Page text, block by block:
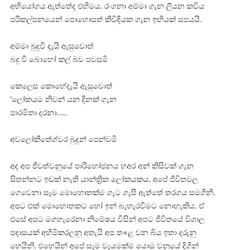
අභියෝගය ඇත්තේද එහිමය. රංගනා අම්මා ගැන ලියන කවිය
පරිකල්පනයෙන් පොහොසත් කිවිඳියක ගැන ඉඟියක් සපයයි.
අම්මා බුදුවී දැයි ඇසුවොත්
බදු වී බොහෝ කල් බව පවසමි
කෙලෙස කොහේදැයි ඇසුවොත්
‘ලෝකයම නිවන් යන දිනක් ගැන
පාරමිතා දරනා…..
අවලෝකිතේශ්වර බුදුන් පෙන්වමි
අද අප ජීවත්වනුයේ පාරිභෝජනය හඅර අන් කිසිවක් ගැන
සිතන්නට ඉඩක් නැති යාන්ත්‍රික ලෝකයකය. අපේ ජීවිතවල
ගෙවෙනා සෑම මොහොතක්ම ගැට ගැසී ඇත්තේ තරගය සමගිනි.
අපට එක් මොහොතකට හෝ ඉන් බැහැරවීමට නොහැකිය. ඒ
එසේ අපට මගහැරෙනා නිමේෂය විසින් අපට ජීවිතයේ විශාල
පදාසයක් අහිමිකරලනු අතැයි අප ත=ළ වන බිය ඉතා දරුනු
හෙයිනි. එහෙයින් අපේ සෑම වෑයමක්ම යොමු වනුයේ දිගින්